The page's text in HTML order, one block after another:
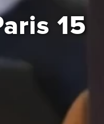
15